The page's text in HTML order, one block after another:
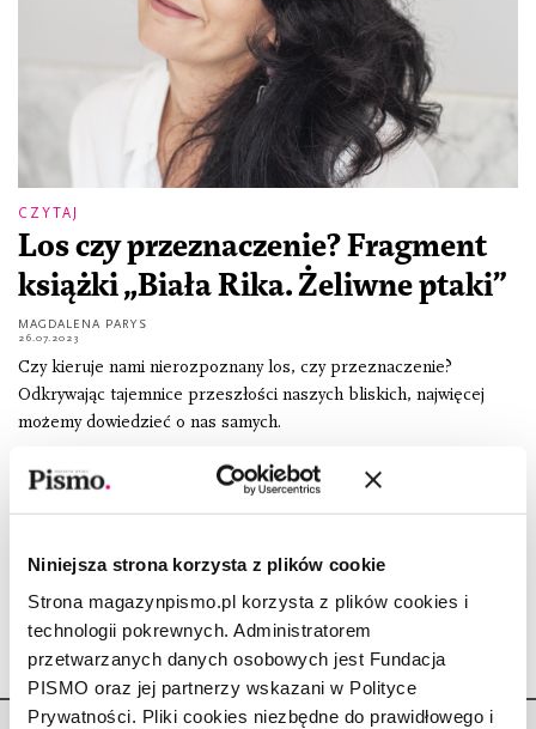
Niniejsza strona korzysta z plików cookie
Strona magazynpismo.pl korzysta z plików cookies i
technologii pokrewnych. Administratorem
przetwarzanych danych osobowych jest Fundacja
PISMO oraz jej partnerzy wskazani w Polityce
Prywatności. Pliki cookies niezbędne do prawidłowego i
CZYTAJ
Los czy przeznaczenie? Fragment
książki „Biała Rika. Żeliwne ptaki”
MAGDALENA PARYS
26.07.2023
Czy kieruje nami nierozpoznany los, czy przeznaczenie?
Odkrywając tajemnice przeszłości naszych bliskich, najwięcej
możemy dowiedzieć o nas samych.
Pismo poleca: Międzymiastowa
SYLWIA CHUTNIK, MAGDALENA PARYS
1.07.2020